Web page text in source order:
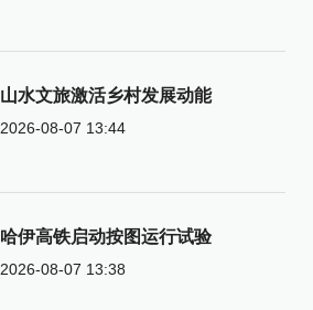
山水文旅激活乡村发展动能
2026-08-07 13:44
哈伊高铁启动按图运行试验
2026-08-07 13:38